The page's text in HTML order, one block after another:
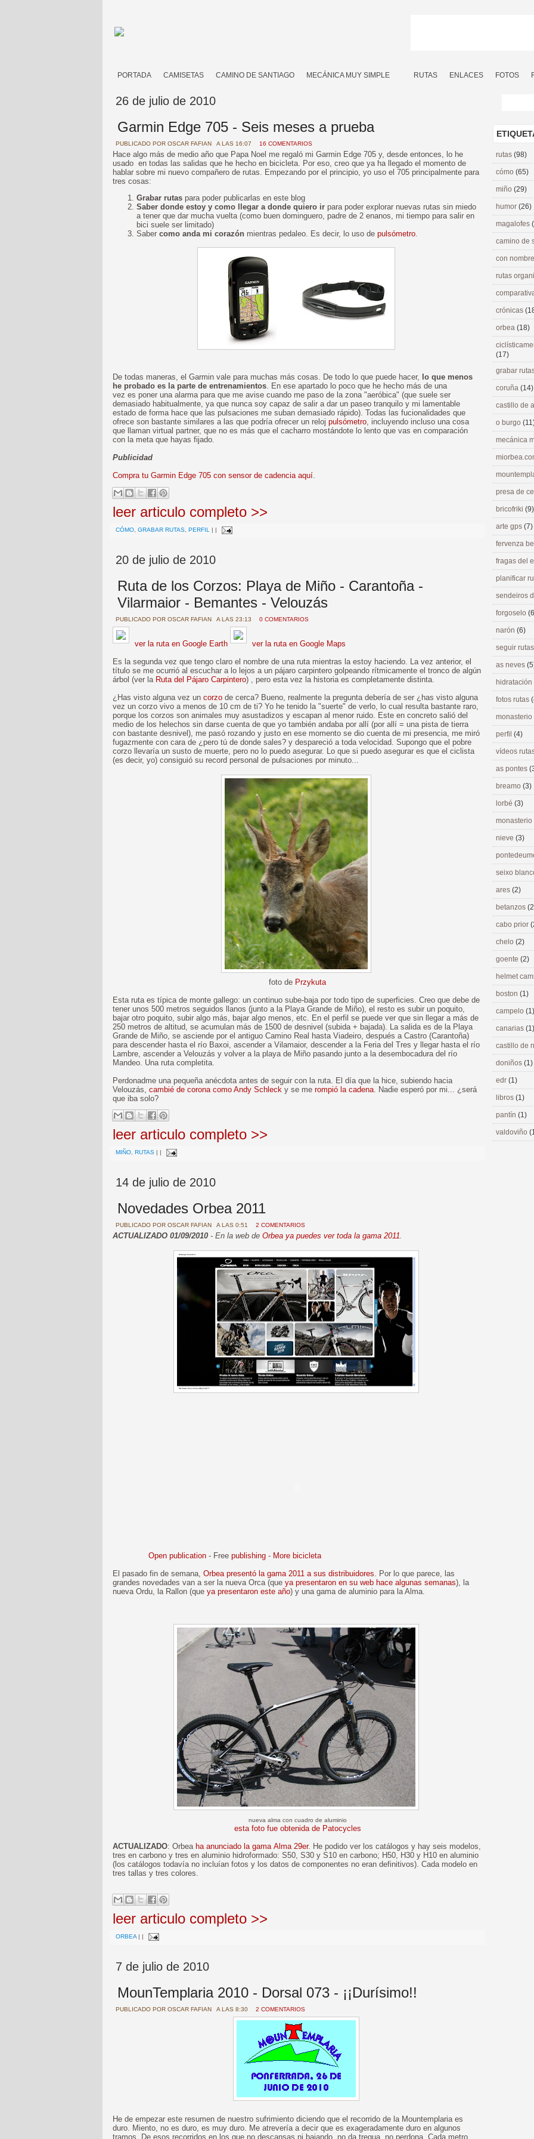
PORTADA CAMISETAS CAMINO DE SANTIAGO MECÁNICA MUY SIMPLE RUTAS ENLACES FOTOS
26 de julio de 2010
Garmin Edge 705 - Seis meses a prueba
PUBLICADO POR OSCAR FAFIAN A LAS 16:07 16 COMENTARIOS
Hace algo más de medio año que Papa Noel me regaló mi Garmin Edge 705 y, desde entonces, lo he
usado en todas las salidas que he hecho en bicicleta. Por eso, creo que ya ha llegado el momento de
hablar sobre mi nuevo compañero de rutas. Empezando por el principio, yo uso el 705 principalmente para
tres cosas:
Grabar rutas para poder publicarlas en este blog
Saber donde estoy y como llegar a donde quiero ir para poder explorar nuevas rutas sin miedo
a tener que dar mucha vuelta (como buen dominguero, padre de 2 enanos, mi tiempo para salir en
bici suele ser limitado)
Saber como anda mi corazón mientras pedaleo. Es decir, lo uso de pulsómetro.
De todas maneras, el Garmin vale para muchas más cosas. De todo lo que puede hacer, lo que menos
he probado es la parte de entrenamientos. En ese apartado lo poco que he hecho más de una
vez es poner una alarma para que me avise cuando me paso de la zona "aeróbica" (que suele ser
demasiado habitualmente, ya que nunca soy capaz de salir a dar un paseo tranquilo y mi lamentable
estado de forma hace que las pulsaciones me suban demasiado rápido). Todas las fucionalidades que
ofrece son bastante similares a las que podría ofrecer un reloj pulsómetro, incluyendo incluso una cosa
que llaman virtual partner, que no es más que el cacharro mostándote lo lento que vas en comparación
con la meta que hayas fijado.
Publicidad
Compra tu Garmin Edge 705 con sensor de cadencia aquí.
leer articulo completo >>
CÓMO GRABAR RUTAS PERFIL | |
20 de julio de 2010
Ruta de los Corzos: Playa de Miño - Carantoña -
Vilarmaior - Bemantes - Velouzás
PUBLICADO POR OSCAR FAFIAN A LAS 23:13 0 COMENTARIOS
ver la ruta en Google Earth
ver la ruta en Google Maps
Es la segunda vez que tengo claro el nombre de una ruta mientras la estoy haciendo. La vez anterior, el
título se me ocurrió al escuchar a lo lejos a un pájaro carpintero golpeando rítmicamente el tronco de algún
árbol (ver la Ruta del Pájaro Carpintero) , pero esta vez la historia es completamente distinta.
¿Has visto alguna vez un corzo de cerca? Bueno, realmente la pregunta debería de ser ¿has visto alguna
vez un corzo vivo a menos de 10 cm de ti? Yo he tenido la "suerte" de verlo, lo cual resulta bastante raro,
porque los corzos son animales muy asustadizos y escapan al menor ruido. Este en concreto salió del
medio de los helechos sin darse cuenta de que yo también andaba por allí (por allí = una pista de tierra
con bastante desnivel), me pasó rozando y justo en ese momento se dio cuenta de mi presencia, me miró
fugazmente con cara de ¿pero tú de donde sales? y despareció a toda velocidad. Supongo que el pobre
corzo llevaría un susto de muerte, pero no lo puedo asegurar. Lo que si puedo asegurar es que el ciclista
(es decir, yo) consiguió su record personal de pulsaciones por minuto...
foto de Przykuta
Esta ruta es típica de monte gallego: un continuo sube-baja por todo tipo de superficies. Creo que debe de
tener unos 500 metros seguidos llanos (junto a la Playa Grande de Miño), el resto es subir un poquito,
bajar otro poquito, subir algo más, bajar algo menos, etc. En el perfil se puede ver que sin llegar a más de
250 metros de altitud, se acumulan más de 1500 de desnivel (subida + bajada). La salida es de la Playa
Grande de Miño, se asciende por el antiguo Camino Real hasta Viadeiro, después a Castro (Carantoña)
para descender hasta el río Baxoi, ascender a Vilamaior, descender a la Feria del Tres y llegar hasta el río
Lambre, ascender a Velouzás y volver a la playa de Miño pasando junto a la desembocadura del río
Mandeo. Una ruta completita.
Perdonadme una pequeña anécdota antes de seguir con la ruta. El día que la hice, subiendo hacia
Velouzás, cambié de corona como Andy Schleck y se me rompió la cadena . Nadie esperó por mi... ¿será
que iba solo?
leer articulo completo >>
MIÑO RUTAS | |
14 de julio de 2010
Novedades Orbea 2011
PUBLICADO POR OSCAR FAFIAN A LAS 0:51 2 COMENTARIOS
ACTUALIZADO 01/09/2010 - En la web de Orbea ya puedes ver toda la gama 2011.
Open publication - Free publishing - More bicicleta
El pasado fin de semana, Orbea presentó la gama 2011 a sus distribuidores. Por lo que parece, las
grandes novedades van a ser la nueva Orca (que ya presentaron en su web hace algunas semanas), la
nueva Ordu, la Rallon (que ya presentaron este año) y una gama de aluminio para la Alma.
nueva alma con cuadro de aluminio
esta foto fue obtenida de Patocycles
ACTUALIZADO: Orbea ha anunciado la gama Alma 29er. He podido ver los catálogos y hay seis modelos,
tres en carbono y tres en aluminio hidroformado: S50, S30 y S10 en carbono; H50, H30 y H10 en aluminio
(los catálogos todavía no incluían fotos y los datos de componentes no eran definitivos). Cada modelo en
tres tallas y tres colores.
leer articulo completo >>
ORBEA | |
7 de julio de 2010
MounTemplaria 2010 - Dorsal 073 - ¡¡Durísimo!!
PUBLICADO POR OSCAR FAFIAN A LAS 8:30 2 COMENTARIOS
He de empezar este resumen de nuestro sufrimiento diciendo que el recorrido de la Mountemplaria es
duro. Miento, no es duro, es muy duro. Me atrevería a decir que es exageradamente duro en algunos
tramos. De esos recorridos en los que no descansas ni bajando, no da tregua, no perdona. Cada metro
rutas (98)
cómo (65)
miño (29)
humor (26)
magalofes
camino de
con
rutas
crónicas
orbea (18)
(17)
grabar
coruña (14)
castillo de
o burgo
mecánica
presa de
bricofriki (9)
arte gps (7)
fervenza
fragas del
planificar
sendeiros
forgoselo
narón (6)
seguir
as neves
hidratación
fotos rutas
perfil (4)
vídeos
as pontes
breamo (3)
lorbé (3)
nieve (3)
seixo
ares (2)
betanzos
cabo prior
chelo (2)
goente (2)
helmet
boston (1)
campelo (1)
canarias (1)
castillo de
doniños (1)
edr (1)
libros (1)
pantín (1)
valdoviño